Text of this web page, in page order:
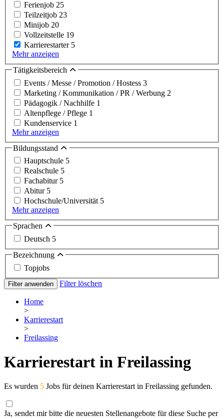
Ferienjob 25
Teilzeitjob 23
Minijob 20
Vollzeitstelle 19
Karrierestarter 5
Mehr anzeigen
Tätigkeitsbereich
Events / Messe / Promotion / Hostess 3
Marketing / Kommunikation / PR / Werbung 2
Pädagogik / Nachhilfe 1
Altenpflege / Pflege 1
Kundenservice 1
Mehr anzeigen
Bildungsstand
Hauptschule 5
Realschule 5
Fachabitur 5
Abitur 5
Hochschule/Universität 5
Mehr anzeigen
Sprachen
Deutsch 5
Bezeichnung
Topjobs
Filter anwenden Filter löschen
Home
>
Karrierestart
>
Freilassing
Karrierestart in Freilassing
Es wurden 5 Jobs für deinen Karrierestart in Freilassing gefunden.
Ja, sendet mir bitte die neuesten Stellenangebote für diese Suche per